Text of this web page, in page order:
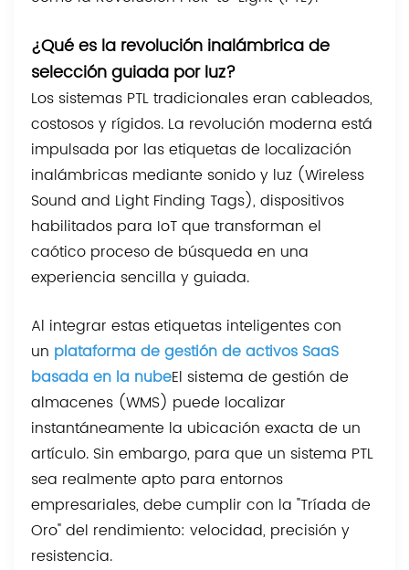
¿Qué es la revolución inalámbrica de
selección guiada por luz?
Los sistemas PTL tradicionales eran cableados,
costosos y rígidos. La revolución moderna está
impulsada por las etiquetas de localización
inalámbricas mediante sonido y luz (Wireless
Sound and Light Finding Tags), dispositivos
habilitados para IoT que transforman el
caótico proceso de búsqueda en una
experiencia sencilla y guiada.
Al integrar estas etiquetas inteligentes con
un plataforma de gestión de activos SaaS
basada en la nubeEl sistema de gestión de
almacenes (WMS) puede localizar
instantáneamente la ubicación exacta de un
artículo. Sin embargo, para que un sistema PTL
sea realmente apto para entornos
empresariales, debe cumplir con la "Tríada de
Oro" del rendimiento: velocidad, precisión y
resistencia.